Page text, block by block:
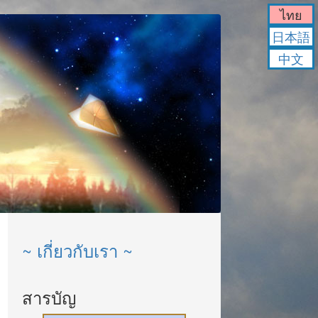
~ เกี่ยวกับเรา ~
สารบัญ
ไทย
日本語
中文